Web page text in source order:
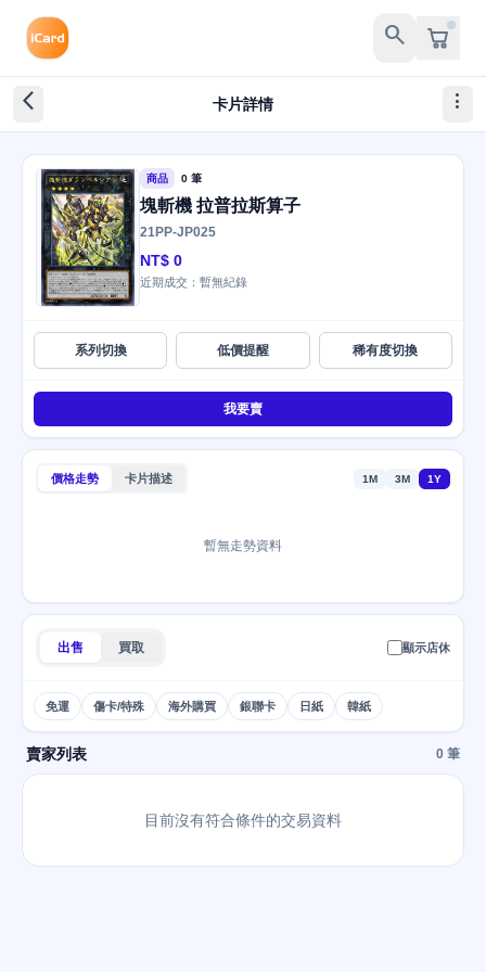
search
arrow_back_ios_new 卡片詳情 more_vert
商品 0 筆
塊斬機 拉普拉斯算子
21PP-JP025
NT$ 0
近期成交：暫無紀錄
系列切換 低價提醒 稀有度切換
我要賣
價格走勢 卡片描述 1M 3M 1Y
暫無走勢資料
出售 買取 顯示店休
免運 傷卡/特殊 海外購買 銀聯卡 日紙 韓紙
賣家列表 0 筆
目前沒有符合條件的交易資料